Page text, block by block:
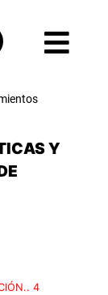
Y
4